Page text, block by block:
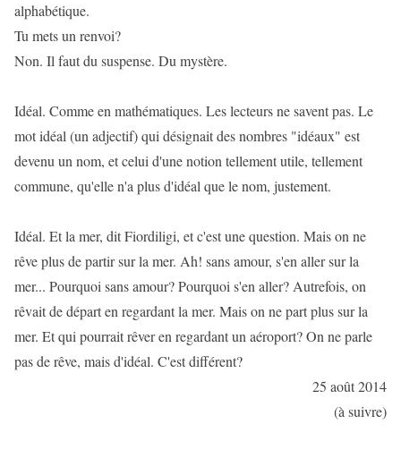
alphabétique.
Tu mets un renvoi?
Non. Il faut du suspense. Du mystère.
Idéal. Comme en mathématiques. Les lecteurs ne savent pas. Le
mot idéal (un adjectif) qui désignait des nombres "idéaux" est
devenu un nom, et celui d'une notion tellement utile, tellement
commune, qu'elle n'a plus d'idéal que le nom, justement.
Idéal. Et la mer, dit Fiordiligi, et c'est une question. Mais on ne
rêve plus de partir sur la mer. Ah! sans amour, s'en aller sur la
mer... Pourquoi sans amour? Pourquoi s'en aller? Autrefois, on
rêvait de départ en regardant la mer. Mais on ne part plus sur la
mer. Et qui pourrait rêver en regardant un aéroport? On ne parle
pas de rêve, mais d'idéal. C'est différent?
25 août 2014
(à suivre)